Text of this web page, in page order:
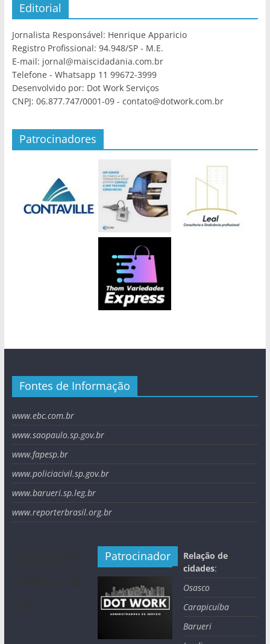
Editorial
Jornalista Responsável: Henrique Apparicio
Registro Profissional: 94.948/SP - M.E.
E-mail: jornal@maiscidadania.com.br
Telefone - Whatsapp 11 99672-3999
Desenvolvido por: Dot Work Serviços
CNPJ: 06.877.747/0001-09 - contato@dotwork.com.br
Patrocinadores
Fontes de Informação
www.ebc.com.br
www.saopaulo.sp.gov.br
www.fapesp.br
www.policiacivil.sp.gov.br
www.barueri.sp.leg.br
www.reporterbrasil.org.br
Patrocinador
Relação de
cidades:
Osasco
Carapicuíba
Barueri